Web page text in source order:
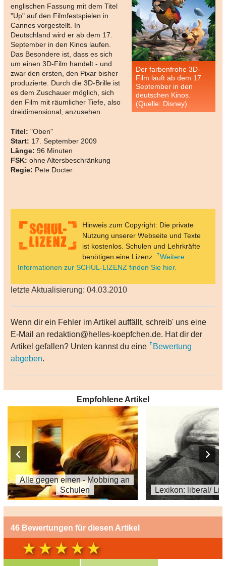
Der farbenfrohe 3D-
Film läuft ab dem 17.
September in den
deutschen Kinos.
(Quelle: Disney)
englischen Fassung mit dem Titel
"Up" auf den Filmfestspielen in
Cannes vorgestellt. In
Deutschland wird er ab dem 17.
September in den Kinos laufen.
Das Besondere ist, dass es sich
um einen 3D-Film handelt - und
zwar den ersten, den Pixar bisher
produzierte. Durch die 3D-Brille ist
es dem Zuschauer möglich, sich
den Film mit räumlicher Tiefe, also
dreidimensional, anzusehen.
Titel: "Oben"
Start: 17. September 2009
Länge: 96 Minuten
FSK: ohne Altersbeschränkung
Regie: Pete Docter
Hinweis zum Copyright: Die private
Nutzung unserer Webseite und Texte
ist kostenlos. Schulen und Lehrkräfte
benötigen eine Lizenz.
Weitere
Informationen zur SCHUL-LIZENZ finden Sie hier.
letzte Aktualisierung: 04.03.2010
Wenn dir ein Fehler im Artikel auffällt, schreib' uns eine
E-Mail an redaktion@helles-koepfchen.de. Hat dir der
Artikel gefallen? Unten kannst du eine
Bewertung
abgeben.
Empfohlene Artikel
Alle gegen einen - Mobbing an
Schulen
Lexikon: liberal/
46 Bewertungen für diesen Artikel